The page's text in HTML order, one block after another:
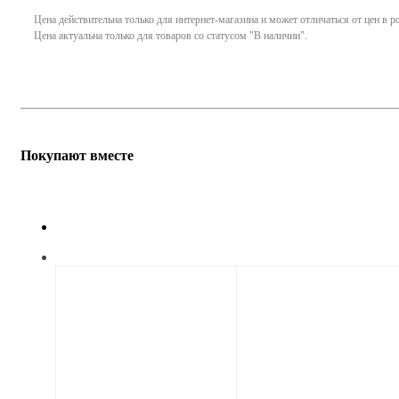
Цена действительна только для интернет-магазина и может отличаться от цен в
Цена актуальна только для товаров со статусом "В наличии".
Покупают вместе